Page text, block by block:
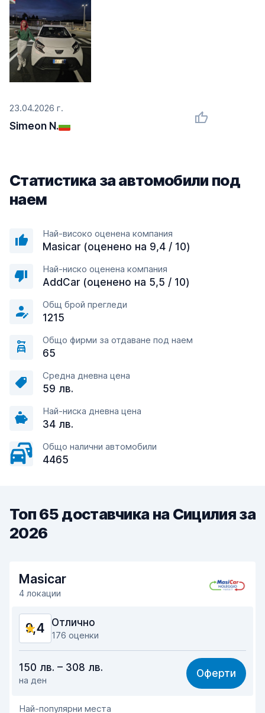
23.04.2026 г.
Simeon N.
Статистика за автомобили под
наем
Най-високо оценена компания
Masicar (оценено на 9,4 / 10)
Най-ниско оценена компания
AddCar (оценено на 5,5 / 10)
Общ брой прегледи
1215
Общо фирми за отдаване под наем
65
Средна дневна цена
59 лв.
Най-ниска дневна цена
34 лв.
Общо налични автомобили
4465
Топ 65 доставчика на Сицилия за
2026
Masicar
4 локации
9,4 Отлично
176 оценки
9,2
Лесно намиране 9,1
Отзивчивост на агента
150 лв. – 308 лв.
на ден
Оферти
Най-популярни места